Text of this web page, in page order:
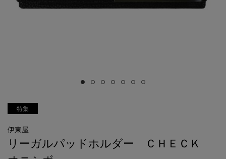
特集
伊東屋
リーガルパッドホルダー ＣＨＥＣＫ